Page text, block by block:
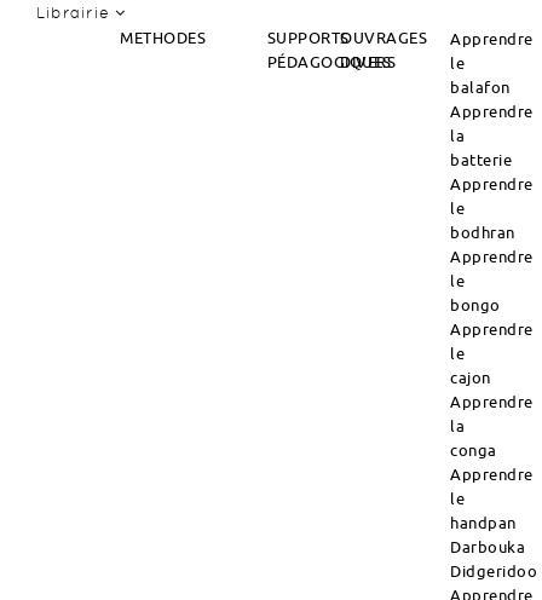
Librairie
METHODES
SUPPORTS
PÉDAGOGIQUES
OUVRAGES
DIVERS
Apprendre
le
balafon
Apprendre
la
batterie
Apprendre
le
bodhran
Apprendre
le
bongo
Apprendre
le
cajon
Apprendre
la
conga
Apprendre
le
handpan
Darbouka
Didgeridoo
Apprendre